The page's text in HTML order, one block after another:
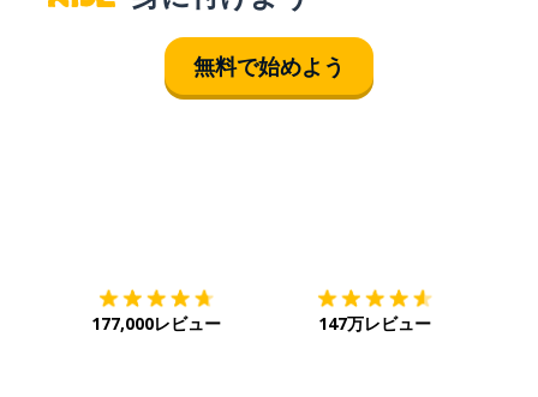
無料で始めよう
177,000レビュー 147万レビュー